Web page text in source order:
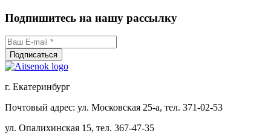
Подпишитесь на нашу рассылку
г. Екатеринбург
Почтовый адрес: ул. Московская 25-а, тел. 371-02-53
ул. Опалихинская 15, тел. 367-47-35